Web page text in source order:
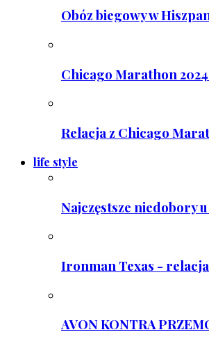
Obóz biegowy w
Chicago Marathon
Relacja z Chicago
life style
Najczęstsze niedobory
Ironman Texas -
AVON KONTRA